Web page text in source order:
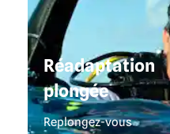
Réadaptation
plongée
Replongez-vous